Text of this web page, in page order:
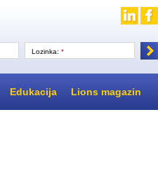
Lozinka: *
Edukacija Lions magazin